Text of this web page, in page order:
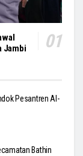
Jambi
Pesantren Al-
Bathin